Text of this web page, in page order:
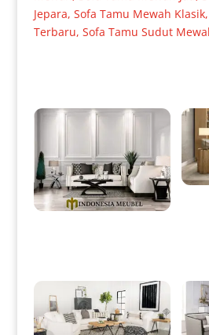
Jepara, Sofa Tamu Mewah Klasik,
Terbaru, Sofa Tamu Sudut